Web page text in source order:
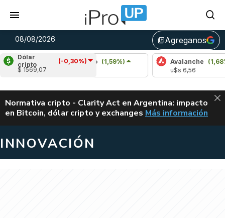
08/08/2026 library_addAgreganos
Dólar
cripto
(-0,30%)
$ 1569,07
Cardano (1,59%)
Avalanche (1,68%)
u$s 6,56
ALERTA
Normativa cripto - Clarity Act en Argentina: impacto
en Bitcoin, dólar cripto y exchanges CLARITY ACT EN
Más información
INNOVACIÓN